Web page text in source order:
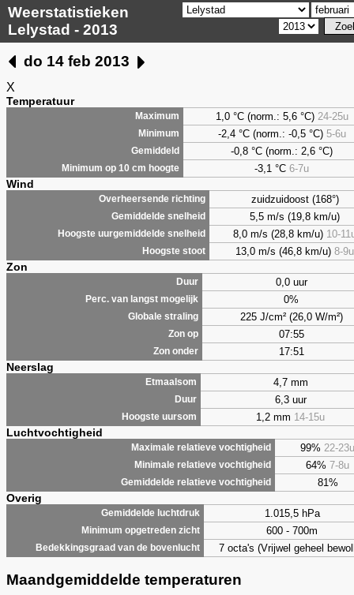
Weerstatistieken
Lelystad - 2013
do 14 feb 2013
X
Temperatuur
Maximum 1,0°C (norm.: 5,6 °C) 24-25u
Minimum -2,4 °C (norm.: -0,5 °C) 5-6u
Gemiddeld -0,8 °C (norm.: 2,6 °C)
Minimum op 10 cm hoogte -3,1 °C 6-7u
Wind
Overheersende richting zuidzuidoost (168°)
Gemiddelde snelheid 5,5 m/s (19,8 km/u)
Hoogste uurgemiddelde snelheid 8,0 m/s (28,8 km/u) 10-
Hoogste stoot 13,0 m/s (46,8 km/u) 8-9u
Zon
Duur 0,0 uur
Perc. van langst mogelijk 0%
Globale straling 225 J/cm² (26,0 W/m²)
Zon op 07:55
Zon onder 17:51
Neerslag
Etmaalsom 4,7 mm
Duur 6,3 uur
Hoogste uursom 1,2 mm 14-15u
Luchtvochtigheid
Maximale relatieve vochtigheid 99% 22-23u
Minimale relatieve vochtigheid 64% 7-8u
Gemiddelde relatieve vochtigheid 81%
Overig
Gemiddelde luchtdruk 1.015,5 hPa
Minimum opgetreden zicht 600 - 700m
Bedekkingsgraad van de bovenlucht 7 octa's (Vrijwel geheel
Maandgemiddelde temperaturen